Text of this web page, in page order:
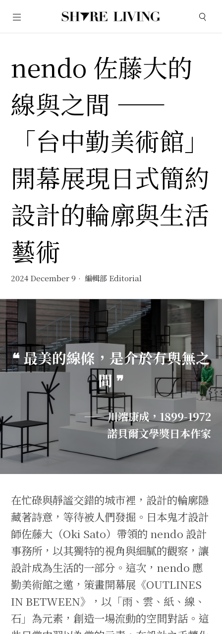
nendo 佐藤大的
線與之間 ——
「台中勤美術館」
開幕展現日式簡約
設計的輪廓與生活
藝術
2024 December 9 編輯部 Editorial
❝ 最美的線條，是介於有與無之
間 ❞
—— 川端康成，1899-1972
諾貝爾文學獎日本作家
在忙碌與靜謐交錯的城市裡，設計的輪廓隱
藏著詩意，等待被人們發掘。日本鬼才設計
師佐藤大（Oki Sato）帶領的 nendo 設計
事務所，以其獨特的視角與細膩的觀察，讓
設計成為生活的一部分。這次，nendo 應
勤美術館之邀，策畫開幕展《OUTLINES
IN BETWEEN》，以「雨、雲、紙、線、
石」為元素，創造一場流動的空間對話。這